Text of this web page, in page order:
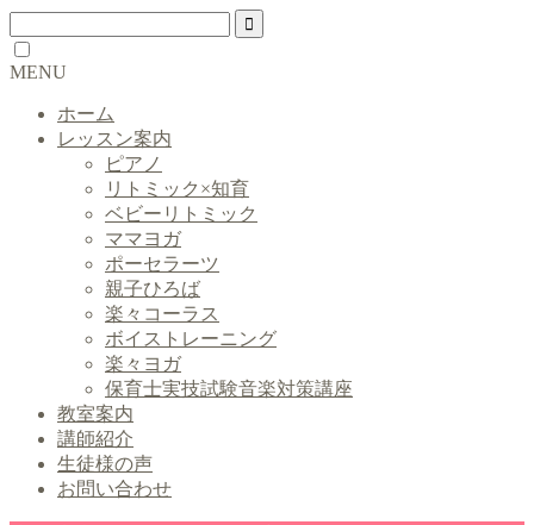
MENU
ホーム
レッスン案内
ピアノ
リトミック×知育
ベビーリトミック
ママヨガ
ポーセラーツ
親子ひろば
楽々コーラス
ボイストレーニング
楽々ヨガ
保育士実技試験音楽対策講座
教室案内
講師紹介
生徒様の声
お問い合わせ